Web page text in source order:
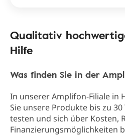
Qualitativ
Hilfe
Was finden Sie in der
In unserer Amplifon-Filiale in
Sie unsere Produkte bis zu
testen und sich über Kosten,
Finanzierungsmöglichkeiten